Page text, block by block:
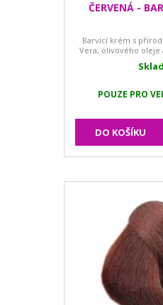
ČERVENÁ -
Barvící krém s
Vera, olivového oleje
POUZE PRO
DO KOŠÍKU